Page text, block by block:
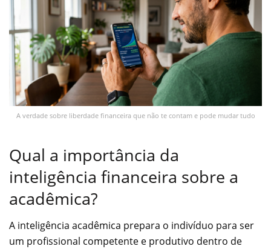
A verdade sobre liberdade financeira que não te contam e pode mudar tudo
Qual a importância da
inteligência financeira sobre a
acadêmica?
A inteligência acadêmica prepara o indivíduo para ser
um profissional competente e produtivo dentro de